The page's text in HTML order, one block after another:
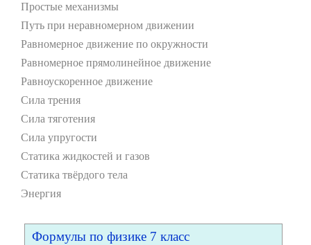
Простые механизмы
Путь при неравномерном движении
Равномерное движение по окружности
Равномерное прямолинейное движение
Равноускоренное движение
Сила трения
Сила тяготения
Сила упругости
Статика жидкостей и газов
Статика твёрдого тела
Энергия
Формулы по физике 7 класс